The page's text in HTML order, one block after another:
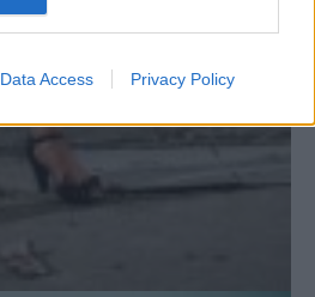
Data Access Privacy Policy